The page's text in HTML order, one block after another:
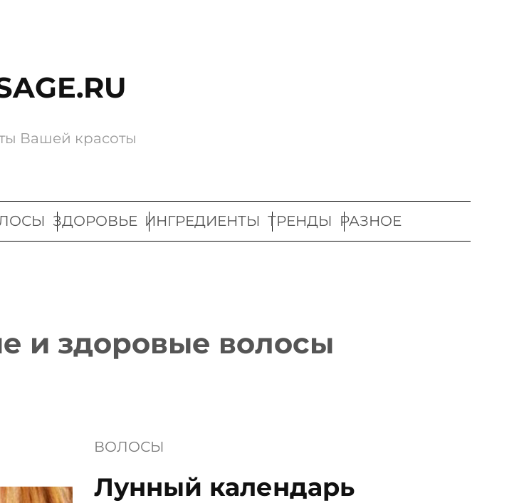
Вашей красоты
ЗДОРОВЬЕ ИНГРЕДИЕНТЫ ТРЕНДЫ РАЗНОЕ
и здоровые волосы
ВОЛОСЫ
Лунный календарь